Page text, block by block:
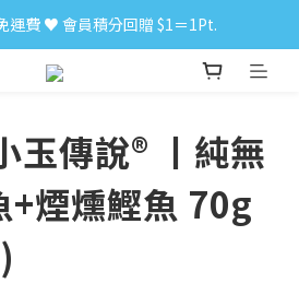
滿 $300 順豐免運費 ‼
運費 ♥︎ 會員積分回贈 $1＝1Pt.
滿 $300 順豐免運費 ‼
玉傳說® 丨純無
+煙燻鰹魚 70g